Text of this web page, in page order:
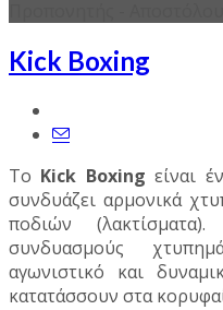
Kick Boxing
Το Kick Boxing είναι
συνδυάζει αρμονικά
ποδιών
συνδυασμούς
αγωνιστικό και
κατατάσσουν στα